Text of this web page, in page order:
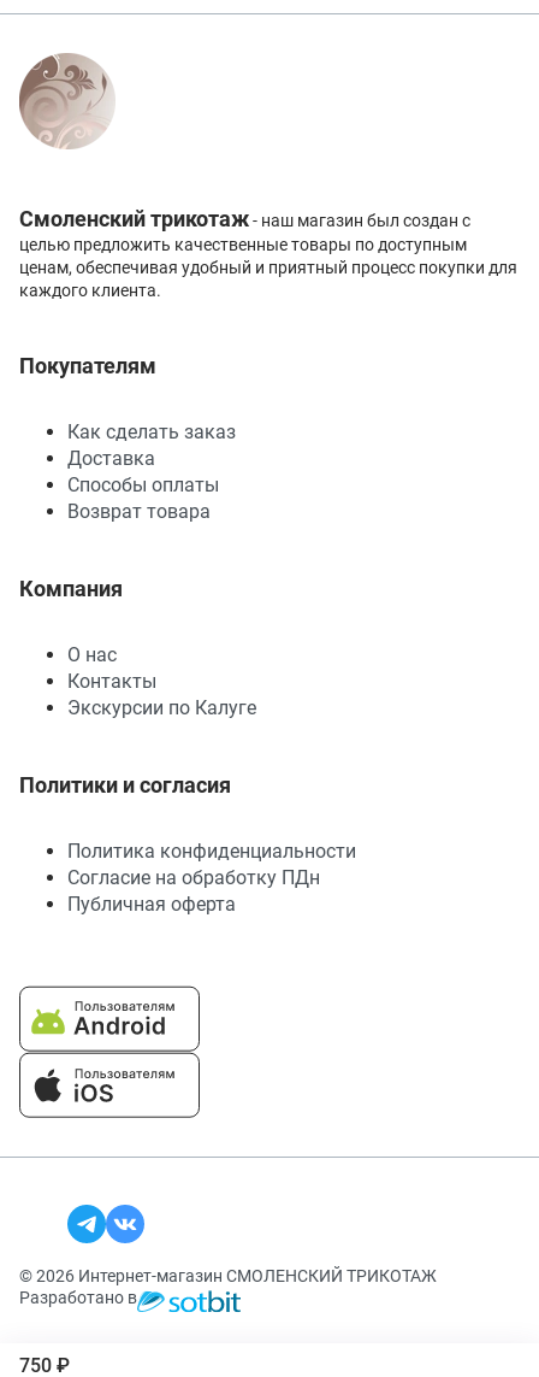
750 ₽
Смоленский трикотаж- наш магазин был создан с
целью предложить качественные товары по доступным
ценам, обеспечивая удобный и приятный процесс покупки для
каждого клиента.
Покупателям
Как сделать заказ
Доставка
Способы оплаты
Возврат товара
Компания
О нас
Контакты
Экскурсии по Калуге
Политики и согласия
Политика конфиденциальности
Согласие на обработку ПДн
Публичная оферта
© 2026 Интернет-магазин СМОЛЕНСКИЙ ТРИКОТАЖ
Разработано в